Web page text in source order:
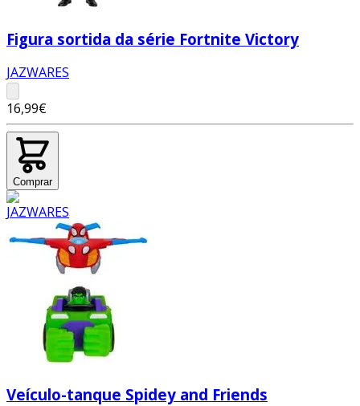
Figura sortida da série Fortnite Victory
JAZWARES
16,99€
Comprar
Veículo-tanque Spidey and Friends